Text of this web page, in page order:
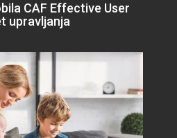
CAF Effective User
upravljanja